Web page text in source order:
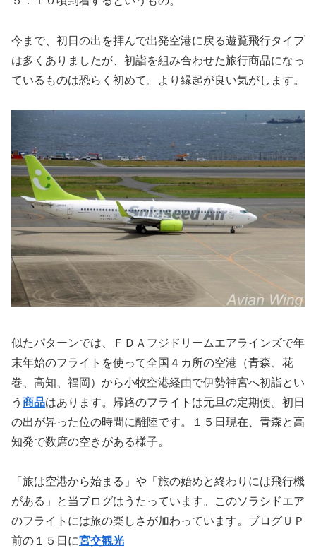
今まで、初日の出を拝んで出発空港に戻る遊覧飛行タイプ
は多くありましたが、初詣を組み合わせた旅行商品になっ
ているものは恐らく初めて。より縁起が良い気がします。
似たパターンでは、ＦＤＡフジドリームエアラインズで年
末年始のフライトを使って全国４カ所の空港（青森、花
巻、高知、福岡）から小牧空港経由で伊勢神宮へ初詣とい
う 商品はあります。帰路のフライトは元旦の定期便。初日
の出が昇った位の時間に離陸です。１５日現在、青森と高
知発で数席の空きがある様子。
「旅は空港から始まる」や「旅の始めと終わりには飛行機
がある」と当ブログはうたっていま す。このソラシドエア
のフライトには旅の楽しさが加わっています。ブログＵＰ
前の１５日に宮交観光